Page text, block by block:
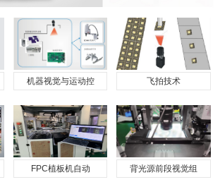
机器视觉与运动控 飞拍技术
FPC植板机自动 背光源前段视觉组